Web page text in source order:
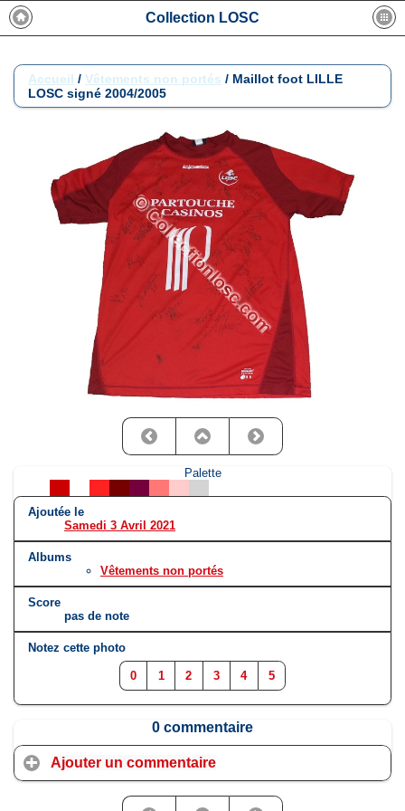
Collection LOSC
Accueil / Vêtements non portés / Maillot foot LILLE
LOSC signé 2004/2005
Palette
Ajoutée le
Samedi 3 Avril 2021
Albums
Vêtements non portés
Score
pas de note
Notez cette photo
0 1 2 3 4 5
0 commentaire
Ajouter un commentaire